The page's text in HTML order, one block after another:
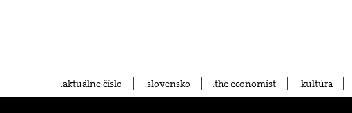
aktuálne číslo slovensko the economist kultúra